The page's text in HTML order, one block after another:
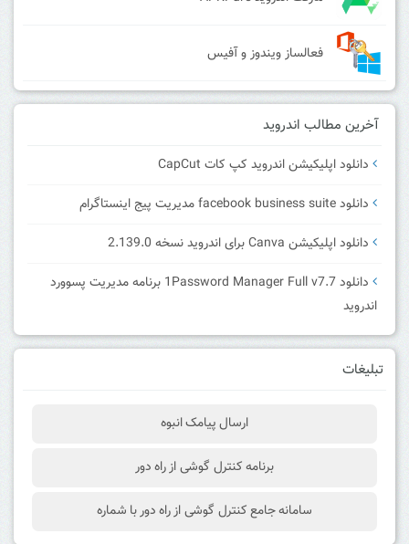
فعالساز ویندوز و آفیس
آخرین مطالب اندروید
دانلود اپلیکیشن اندروید کپ کات CapCut
دانلود facebook business suite مدیریت پیج اینستاگرام
دانلود اپلیکیشن Canva برای اندروید نسخه 2.139.0
دانلود 1Password Manager Full v7.7 برنامه مدیریت پسوورد
اندروید
تبلیغات
ارسال پیامک انبوه
برنامه کنترل گوشی از راه دور
سامانه جامع کنترل گوشی از راه دور با شماره